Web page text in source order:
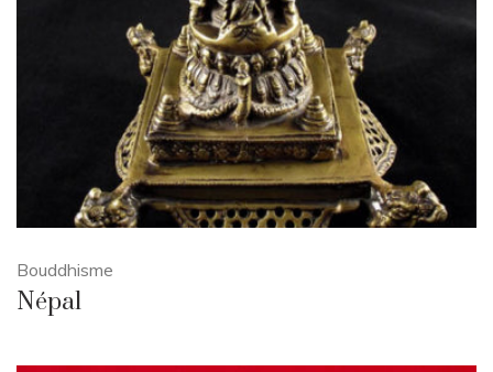
Bouddhisme
Népal